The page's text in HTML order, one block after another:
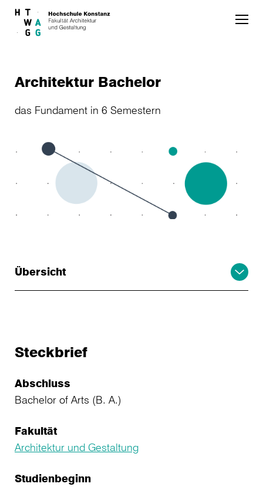
Skip to main content
Architektur Bachelor
das Fundament in 6 Semestern
Übersicht
Steckbrief
Abschluss
Bachelor of Arts (B. A.)
Fakultät
Architektur und Gestaltung
Studienbeginn